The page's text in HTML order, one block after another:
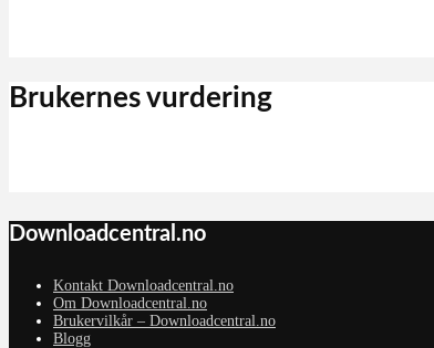
Brukernes vurdering
Downloadcentral.no
Kontakt Downloadcentral.no
Om Downloadcentral.no
Brukervilkår – Downloadcentral.no
Blogg